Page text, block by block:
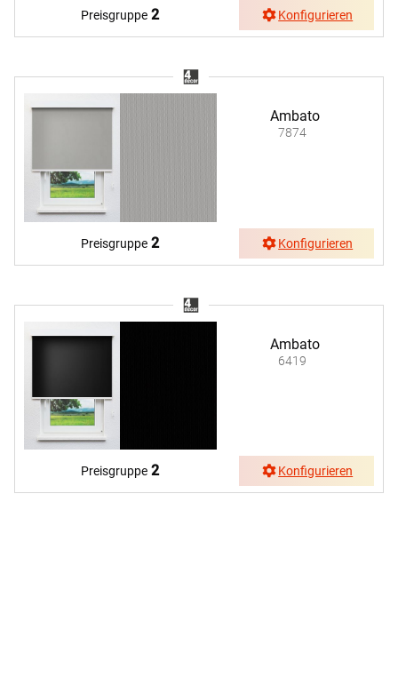
Preisgruppe 2 Konfigurieren
Ambato
7874
Preisgruppe 2 Konfigurieren
Ambato
6419
Preisgruppe 2 Konfigurieren